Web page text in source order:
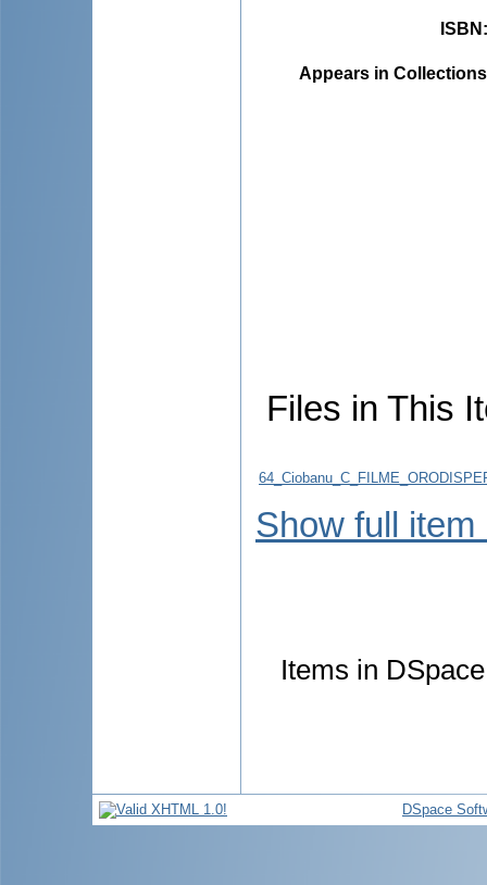
ISBN
Appears in
Files in This
Show full item
Items in
DSpace